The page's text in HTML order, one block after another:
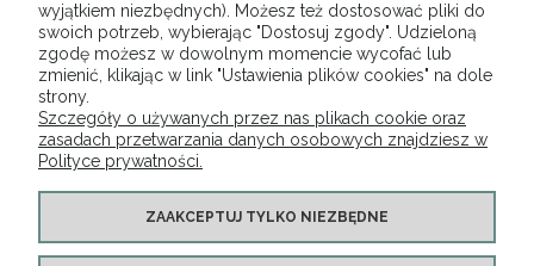
O NAS
OBSŁUGA KLIENTA
wyjątkiem niezbędnych). Możesz też dostosować pliki do
swoich potrzeb, wybierając "Dostosuj zgody". Udzieloną
zgodę możesz w dowolnym momencie wycofać lub
zmienić, klikając w link "Ustawienia plików cookies" na dole
strony.
Szczegóły o używanych przez nas plikach cookie oraz
zasadach przetwarzania danych osobowych znajdziesz w
Polityce prywatności.
ZAAKCEPTUJ TYLKO NIEZBĘDNE